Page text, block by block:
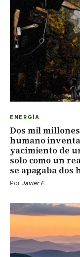
ENERGÍA
Dos mil
humano
yacimiento de
solo como un
se apagaba dos
Por Javier F.